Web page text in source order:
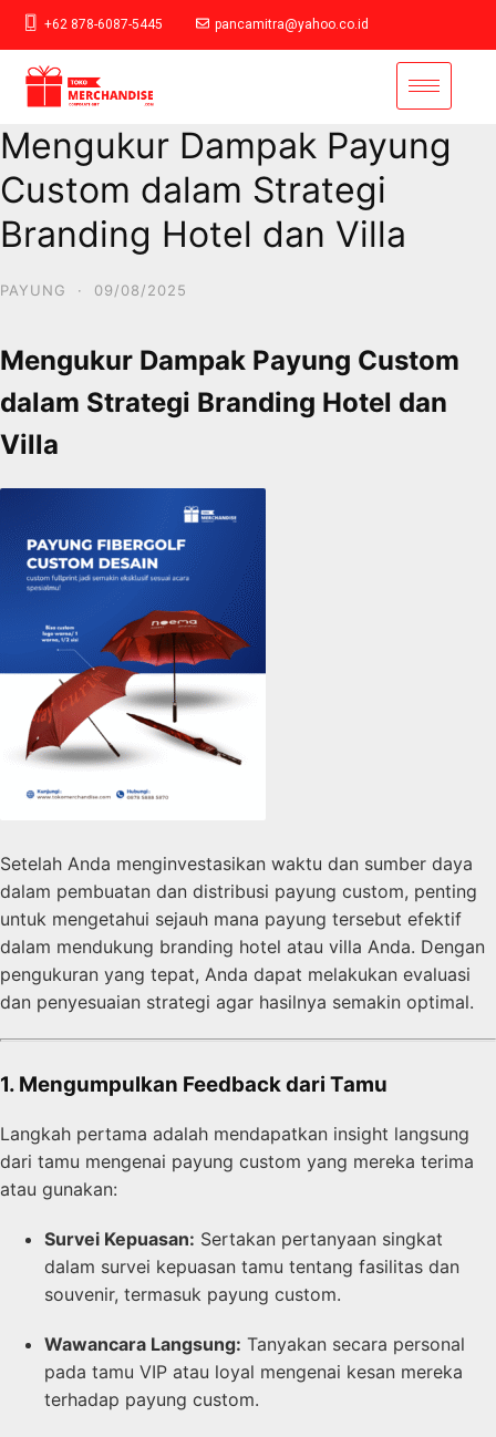
+62 878-6087-5445 pancamitra@yahoo.co.id
Mengukur Dampak Payung
Custom dalam Strategi
Branding Hotel dan Villa
PAYUNG · 09/08/2025
Mengukur Dampak Payung Custom
dalam Strategi Branding Hotel dan
Villa
Setelah Anda menginvestasikan waktu dan sumber daya
dalam pembuatan dan distribusi payung custom, penting
untuk mengetahui sejauh mana payung tersebut efektif
dalam mendukung branding hotel atau villa Anda. Dengan
pengukuran yang tepat, Anda dapat melakukan evaluasi
dan penyesuaian strategi agar hasilnya semakin optimal.
1. Mengumpulkan Feedback dari Tamu
Langkah pertama adalah mendapatkan insight langsung
dari tamu mengenai payung custom yang mereka terima
atau gunakan:
Survei Kepuasan: Sertakan pertanyaan singkat
dalam survei kepuasan tamu tentang fasilitas dan
souvenir, termasuk payung custom.
Wawancara Langsung: Tanyakan secara personal
pada tamu VIP atau loyal mengenai kesan mereka
terhadap payung custom.